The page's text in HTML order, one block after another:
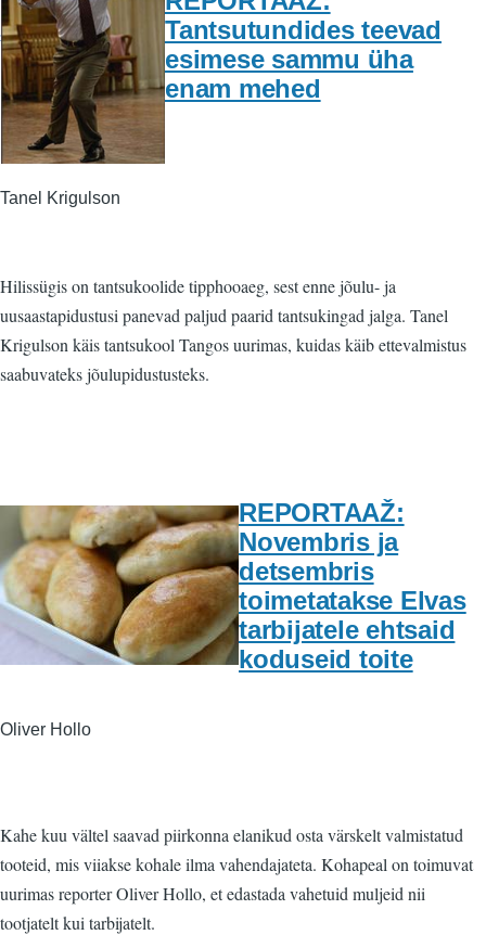
Tantsutundides teevad
esimese sammu üha
enam mehed
Tanel Krigulson
Hilissügis on tantsukoolide tipphooaeg, sest enne jõulu- ja
uusaastapidustusi panevad paljud paarid tantsukingad jalga. Tanel
Krigulson käis tantsukool Tangos uurimas, kuidas käib ettevalmistus
saabuvateks jõulupidustusteks.
REPORTAAŽ:
Novembris ja
detsembris
toimetatakse Elvas
tarbijatele ehtsaid
koduseid toite
Oliver Hollo
Kahe kuu vältel saavad piirkonna elanikud osta värskelt valmistatud
tooteid, mis viiakse kohale ilma vahendajateta. Kohapeal on toimuvat
uurimas reporter Oliver Hollo, et edastada vahetuid muljeid nii
tootjatelt kui tarbijatelt.